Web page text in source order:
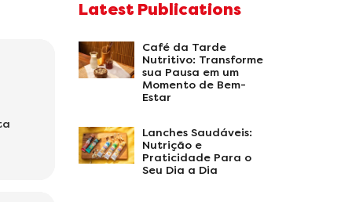
Latest Publications
Café da Tarde
Nutritivo: Transforme
sua Pausa em um
Momento de Bem-
Estar
Lanches Saudáveis:
Nutrição e
Praticidade Para o
Seu Dia a Dia